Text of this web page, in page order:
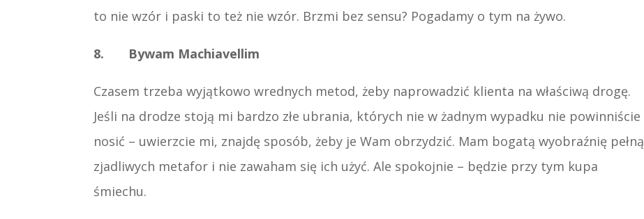
to nie wzór i paski to też nie wzór. Brzmi bez sensu? Pogadamy o tym na żywo.
8. Bywam Machiavellim
Czasem trzeba wyjątkowo wrednych metod, żeby naprowadzić klienta na właściwą drogę.
Jeśli na drodze stoją mi bardzo złe ubrania, których nie w żadnym wypadku nie powinniście
nosić – uwierzcie mi, znajdę sposób, żeby je Wam obrzydzić. Mam bogatą wyobraźnię pełną
zjadliwych metafor i nie zawaham się ich użyć. Ale spokojnie – będzie przy tym kupa
śmiechu.